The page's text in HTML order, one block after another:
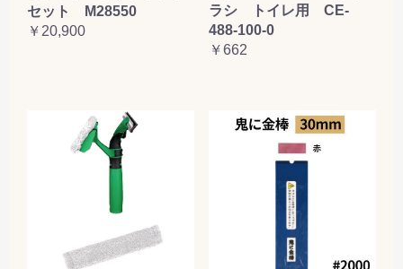
セット M28550
￥20,900
ラシ トイレ用 CE-
488-100-0
￥662